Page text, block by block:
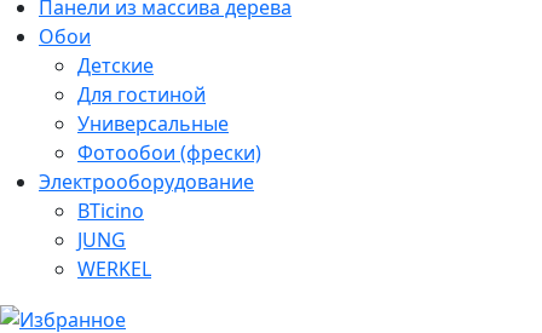
Панели из массива дерева
Обои
Детские
Для гостиной
Универсальные
Фотообои (фрески)
Электрооборудование
BTicino
JUNG
WERKEL